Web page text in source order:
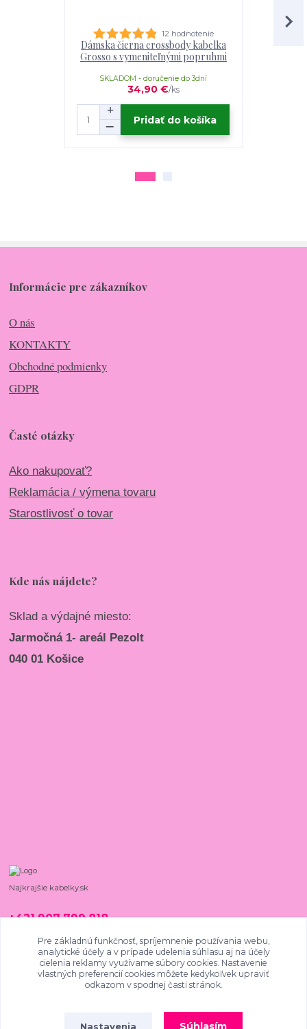
12 hodnotenie
Dámska čierna crossbody kabelka
Grosso s vymeniteľnými popruhmi
34,90 €/ks
SKLADOM - doručenie do 3dní
Pridať do košíka
Informácie pre zákazníkov
O nás
KONTAKTY
Obchodné podmienky
GDPR
Časté otázky
Ako nakupovať?
Reklamácia / výmena tovaru
Starostlivosť o tovar
Kde nás nájdete?
Sklad a výdajné miesto:
Jarmočná 1- areál Pezolt
040 01 Košice
Najkrajšie kabelky.sk
+421 907 799 818
najkrajsiekabelky@gmail.com
Pre základnú funkčnosť, spríjemnenie používania webu,
analytické účely a v prípade udelenia súhlasu aj na účely
cielenia reklamy využívame súbory cookies. Nastavenie
vlastných preferencií cookies môžete kedykoľvek upraviť
odkazom v spodnej časti stránok.
Nastavenia Súhlasím